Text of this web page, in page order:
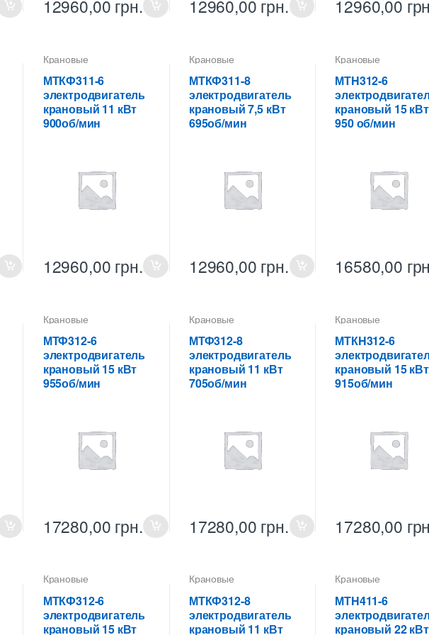
12960,00 грн. 12960,00 грн. 12960,00
Крановые
электродвигатели
МТКФ311-6
электродвигатель
крановый 11 кВт
900об/мин
12960,00 грн.
Крановые
электродвигатели
МТКФ311-8
электродвигатель
крановый 7,5 кВт
695об/мин
12960,00 грн.
Крановые
электродвигатели
МТH312-6
крановый 15 кВт
950 об/мин
16580,00
Крановые
электродвигатели
МТФ312-6
электродвигатель
крановый 15 кВт
955об/мин
17280,00 грн.
Крановые
электродвигатели
МТФ312-8
электродвигатель
крановый 11 кВт
705об/мин
17280,00 грн.
Крановые
электродвигатели
МТКH312-6
крановый 15 кВт
915об/мин
17280,00
Крановые
электродвигатели
МТКФ312-6
электродвигатель
крановый 15 кВт
Крановые
электродвигатели
МТКФ312-8
электродвигатель
крановый 11 кВт
Крановые
электродвигатели
МТH411-6
крановый 22 кВт